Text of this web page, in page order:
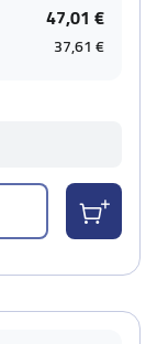
47,01 €
37,61 €